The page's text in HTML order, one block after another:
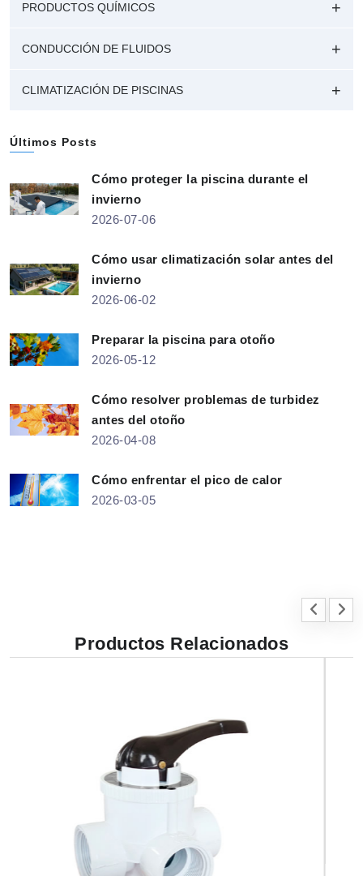
PRODUCTOS QUÍMICOS
CONDUCCIÓN DE FLUIDOS
CLIMATIZACIÓN DE PISCINAS
Últimos Posts
Cómo proteger la piscina durante el
invierno
2026-07-06
Cómo usar climatización solar antes del
invierno
2026-06-02
Preparar la piscina para otoño
2026-05-12
Cómo resolver problemas de turbidez
antes del otoño
2026-04-08
Cómo enfrentar el pico de calor
2026-03-05
Productos Relacionados